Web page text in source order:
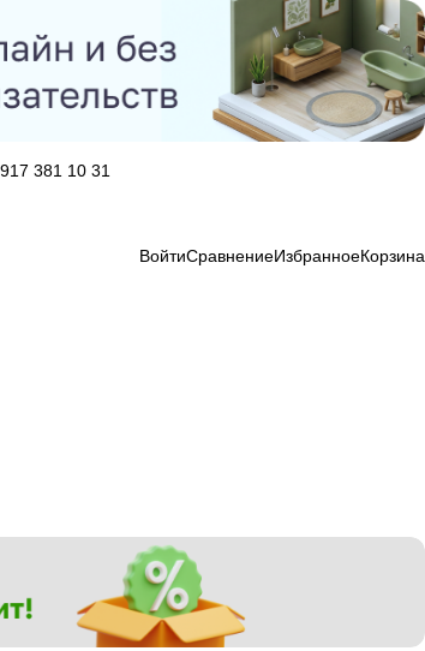
381 10 31
ВойтиСравнениеИзбранноеКорзина